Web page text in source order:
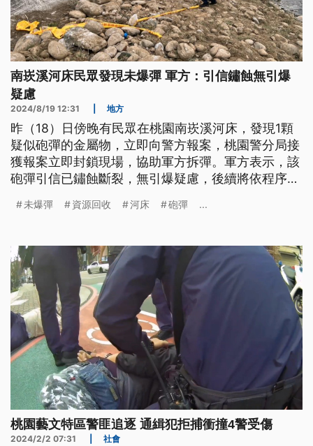
南崁溪河床民眾發現未爆彈 軍方：引信鏽蝕無引爆
疑慮
2024/8/19 12:31 地方
昨（18）日傍晚有民眾在桃園南崁溪河床，發現1顆
疑似砲彈的金屬物，立即向警方報案，桃園警分局接
獲報案立即封鎖現場，協助軍方拆彈。軍方表示，該
砲彈引信已鏽蝕斷裂，無引爆疑慮，後續將依程序進
未爆彈 資源回收 河床 砲彈 ...
桃園藝文特區警匪追逐 通緝犯拒捕衝撞4警受傷
2024/2/2 07:31 社會